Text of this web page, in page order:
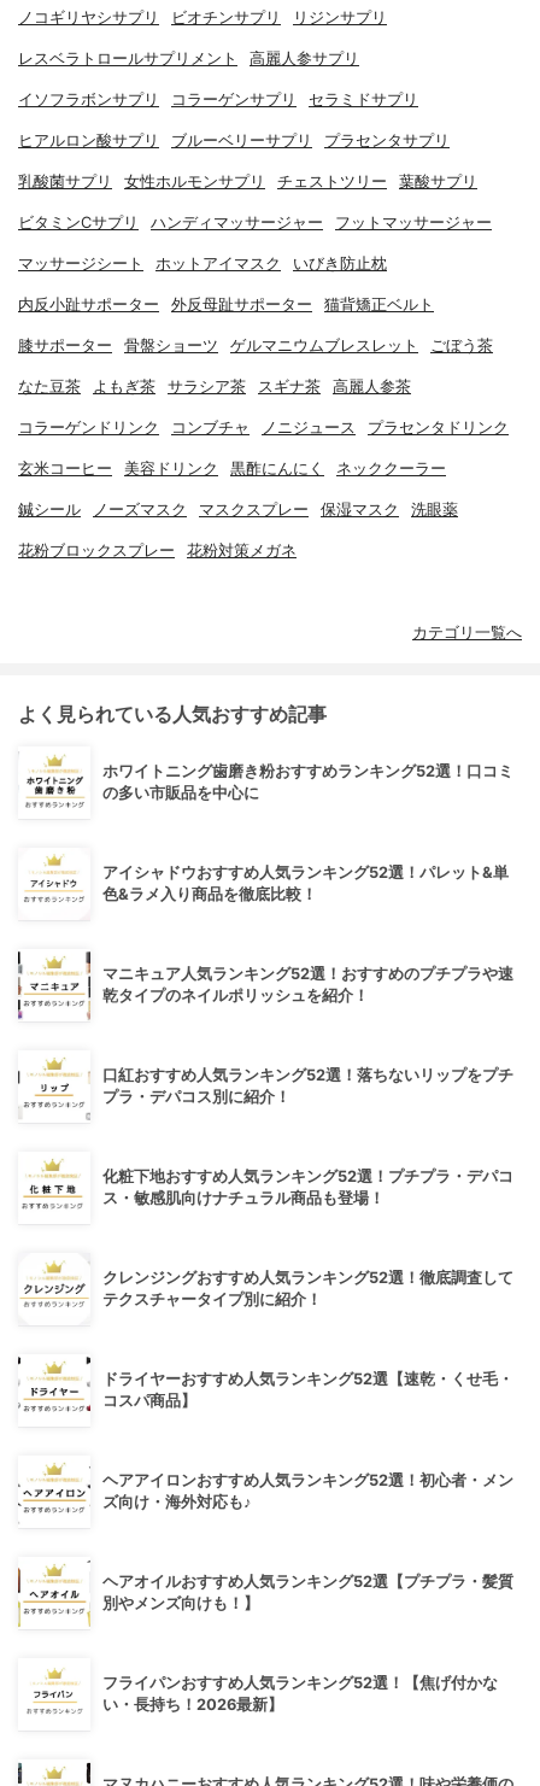
ノコギリヤシサプリ ビオチンサプリ リジンサプリ
レスベラトロールサプリメント 高麗人参サプリ
イソフラボンサプリ コラーゲンサプリ セラミドサプリ
ヒアルロン酸サプリ ブルーベリーサプリ プラセンタサプリ
乳酸菌サプリ 女性ホルモンサプリ チェストツリー 葉酸サプリ
ビタミンCサプリ ハンディマッサージャー フットマッサージャー
マッサージシート ホットアイマスク いびき防止枕
内反小趾サポーター 外反母趾サポーター 猫背矯正ベルト
膝サポーター 骨盤ショーツ ゲルマニウムブレスレット ごぼう茶
なた豆茶 よもぎ茶 サラシア茶 スギナ茶 高麗人参茶
コラーゲンドリンク コンブチャ ノニジュース プラセンタドリンク
玄米コーヒー 美容ドリンク 黒酢にんにく ネッククーラー
鍼シール ノーズマスク マスクスプレー 保湿マスク 洗眼薬
花粉ブロックスプレー 花粉対策メガネ
カテゴリ一覧へ
よく見られている人気おすすめ記事
ホワイトニング歯磨き粉おすすめランキング52選！口コミ
の多い市販品を中心に
アイシャドウおすすめ人気ランキング52選！パレット&単
色&ラメ入り商品を徹底比較！
マニキュア人気ランキング52選！おすすめのプチプラや速
乾タイプのネイルポリッシュを紹介！
口紅おすすめ人気ランキング52選！落ちないリップをプチ
プラ・デパコス別に紹介！
化粧下地おすすめ人気ランキング52選！プチプラ・デパコ
ス・敏感肌向けナチュラル商品も登場！
クレンジングおすすめ人気ランキング52選！徹底調査して
テクスチャータイプ別に紹介！
ドライヤーおすすめ人気ランキング52選【速乾・くせ毛・
コスパ商品】
ヘアアイロンおすすめ人気ランキング52選！初心者・メン
ズ向け・海外対応も♪
ヘアオイルおすすめ人気ランキング52選【プチプラ・髪質
別やメンズ向けも！】
フライパンおすすめ人気ランキング52選！【焦げ付かな
い・長持ち！2026最新】